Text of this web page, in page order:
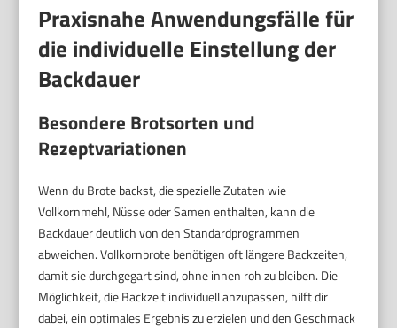
Praxisnahe Anwendungsfälle für
die individuelle Einstellung der
Backdauer
Besondere Brotsorten und
Rezeptvariationen
Wenn du Brote backst, die spezielle Zutaten wie
Vollkornmehl, Nüsse oder Samen enthalten, kann die
Backdauer deutlich von den Standardprogrammen
abweichen. Vollkornbrote benötigen oft längere Backzeiten,
damit sie durchgegart sind, ohne innen roh zu bleiben. Die
Möglichkeit, die Backzeit individuell anzupassen, hilft dir
dabei, ein optimales Ergebnis zu erzielen und den Geschmack